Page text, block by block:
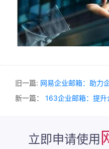
旧一篇: 网易企业邮箱：助力
新一篇： 163企业邮箱：提
立即申请使用